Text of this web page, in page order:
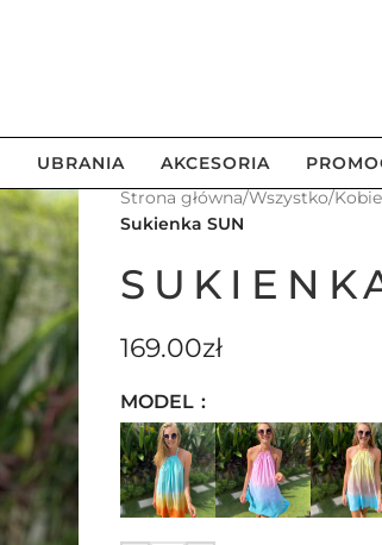
UBRANIA AKCESORIA
Strona główna/Wszystko/
Sukienka SUN
169.00zł
MODEL